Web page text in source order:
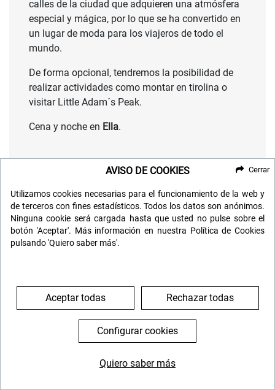
calles de la ciudad que adquieren una atmósfera
especial y mágica, por lo que se ha convertido en
un lugar de moda para los viajeros de todo el
mundo.
De forma opcional, tendremos la posibilidad de
realizar actividades como montar en tirolina o
visitar Little Adam´s Peak.
Cena y noche en Ella.
DÍA 5: ELLA - NUWARA ELIYA -
PARADENIYA - KANDY
(Pensión Completa)
Hoy desayunaremos y, desde Ella, nos
dirigiremos a
Partiendo de la encantadora estación de
ferrocarril de Ella, el tren serpentea entre
montañas cubiertas de nieblacon exuberantes
plantaciones de té, ofreciendo vistas
AVISO DE COOKIES
Utilizamos cookies necesarias para el funcionamiento de la web y
de terceros con fines estadísticos. Todos los datos son anónimos.
Ninguna cookie será cargada hasta que usted no pulse sobre el
botón 'Aceptar'. Más información en nuestra Política de Cookies
pulsando 'Quiero saber más'.
Aceptar todas Rechazar todas
Configurar cookies
Quiero saber más
Cerrar